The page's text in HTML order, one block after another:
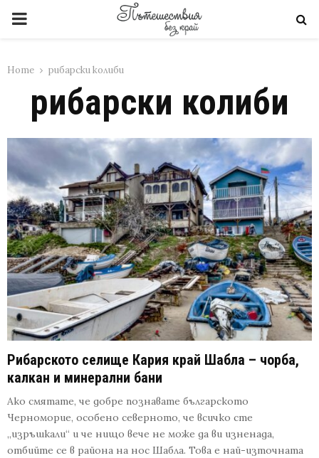
PRIMARY
Home рибарски колиби
рибарски колиби
Рибарското селище Кария край Шабла – чорба,
калкан и минерални бани
Ако смятате, че добре познавате българското
Черноморие, особено северното, че всичко сте
„изръшкали“ и че нищо вече не може да ви изненада,
отбийте се в района на нос Шабла. Това е най-източната